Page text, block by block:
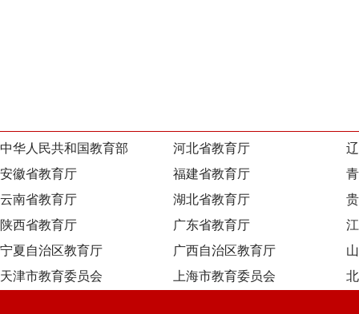
中华人民共和国教育部 河北省教育厅
安徽省教育厅
福建省教育厅
云南省教育厅
湖北省教育厅
陕西省教育厅
广东省教育厅
宁夏自治区教育厅
广西自治区教育厅
天津市教育委员会
上海市教育委员会